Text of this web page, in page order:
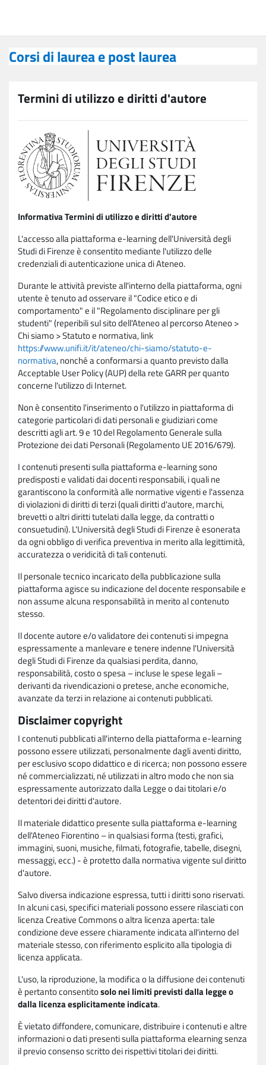
Corsi di laurea e post laurea
Termini di utilizzo e diritti d'autore
Informativa Termini di utilizzo e diritti d'autore
L'accesso alla piattaforma e-learning dell'Università degli
Studi di Firenze è consentito mediante l'utilizzo delle
credenziali di autenticazione unica di Ateneo.
Durante le attività previste all'interno della piattaforma, ogni
utente è tenuto ad osservare il "Codice etico e di
comportamento" e il "Regolamento disciplinare per gli
studenti" (reperibili sul sito dell'Ateneo al percorso Ateneo >
Chi siamo > Statuto e normativa, link
https://www.unifi.it/it/ateneo/chi-siamo/statuto-e-
normativa, nonché a conformarsi a quanto previsto dalla
Acceptable User Policy (AUP) della rete GARR per quanto
concerne l'utilizzo di Internet.
Non è consentito l'inserimento o l'utilizzo in piattaforma di
categorie particolari di dati personali e giudiziari come
descritti agli art. 9 e 10 del Regolamento Generale sulla
Protezione dei dati Personali (Regolamento UE 2016/679).
I contenuti presenti sulla piattaforma e-learning sono
predisposti e validati dai docenti responsabili, i quali ne
garantiscono la conformità alle normative vigenti e l'assenza
di violazioni di diritti di terzi (quali diritti d'autore, marchi,
brevetti o altri diritti tutelati dalla legge, da contratti o
consuetudini). L'Università degli Studi di Firenze è esonerata
da ogni obbligo di verifica preventiva in merito alla legittimità,
accuratezza o veridicità di tali contenuti.
Il personale tecnico incaricato della pubblicazione sulla
piattaforma agisce su indicazione del docente responsabile e
non assume alcuna responsabilità in merito al contenuto
stesso.
Il docente autore e/o validatore dei contenuti si impegna
espressamente a manlevare e tenere indenne l'Università
degli Studi di Firenze da qualsiasi perdita, danno,
responsabilità, costo o spesa – incluse le spese legali –
derivanti da rivendicazioni o pretese, anche economiche,
avanzate da terzi in relazione ai contenuti pubblicati.
Disclaimer copyright
I contenuti pubblicati all'interno della piattaforma e-learning
possono essere utilizzati, personalmente dagli aventi diritto,
per esclusivo scopo didattico e di ricerca; non possono essere
né commercializzati, né utilizzati in altro modo che non sia
espressamente autorizzato dalla Legge o dai titolari e/o
detentori dei diritti d'autore.
Il materiale didattico presente sulla piattaforma e-learning
dell'Ateneo Fiorentino – in qualsiasi forma (testi, grafici,
immagini, suoni, musiche, filmati, fotografie, tabelle, disegni,
messaggi, ecc.) - è protetto dalla normativa vigente sul diritto
d'autore.
Salvo diversa indicazione espressa, tutti i diritti sono riservati.
In alcuni casi, specifici materiali possono essere rilasciati con
licenza Creative Commons o altra licenza aperta: tale
condizione deve essere chiaramente indicata all'interno del
materiale stesso, con riferimento esplicito alla tipologia di
licenza applicata.
L'uso, la riproduzione, la modifica o la diffusione dei contenuti
è pertanto consentitosolo nei limiti previsti dalla legge o
dalla licenza esplicitamente indicata.
È vietato diffondere, comunicare, distribuire i contenuti e altre
informazioni o dati presenti sulla piattaforma elearning senza
il previo consenso scritto dei rispettivi titolari dei diritti.